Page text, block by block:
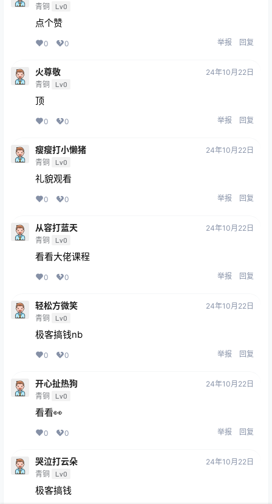
青铜 Lv0
点个赞
0 0 举报 回复
火尊敬
青铜 Lv0
24年10月22日
顶
0 0 举报 回复
瘦瘦打小懒猪
青铜 Lv0
24年10月22日
礼貌观看
0 0 举报 回复
从容打蓝天
青铜 Lv0
24年10月22日
看看大佬课程
0 0 举报 回复
轻松方微笑
青铜 Lv0
24年10月22日
极客搞钱nb
0 0 举报 回复
开心扯热狗
青铜 Lv0
24年10月22日
看看👀
0 0 举报 回复
哭泣打云朵
青铜 Lv0
24年10月22日
极客搞钱